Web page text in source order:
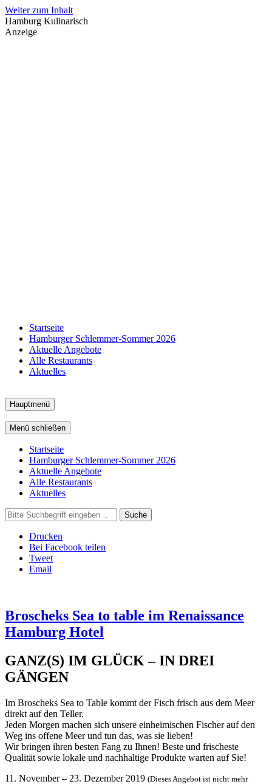
Weiter zum Inhalt
Hamburg Kulinarisch
Anzeige
Startseite
Hamburger Schlemmer-Sommer 2026
Aktuelle Angebote
Alle Restaurants
Aktuelles
Hauptmenü
Menü schließen
Startseite
Hamburger Schlemmer-Sommer 2026
Aktuelle Angebote
Alle Restaurants
Aktuelles
Suche
Drucken
Bei Facebook teilen
Tweet
Email
Broscheks Sea to table im Renaissance
Hamburg Hotel
GANZ(S) IM GLÜCK – IN DREI
GÄNGEN
Im Broscheks Sea to Table kommt der Fisch frisch aus dem Meer
direkt auf den Teller.
Jeden Morgen machen sich unsere einheimischen Fischer auf den
Weg ins offene Meer und tun das, was sie lieben!
Wir bringen ihren besten Fang zu Ihnen! Beste und frischeste
Qualität sowie lokale und nachhaltige Produkte warten auf Sie!
11. November– 23. Dezember 2019 (Dieses Angebot ist nicht mehr